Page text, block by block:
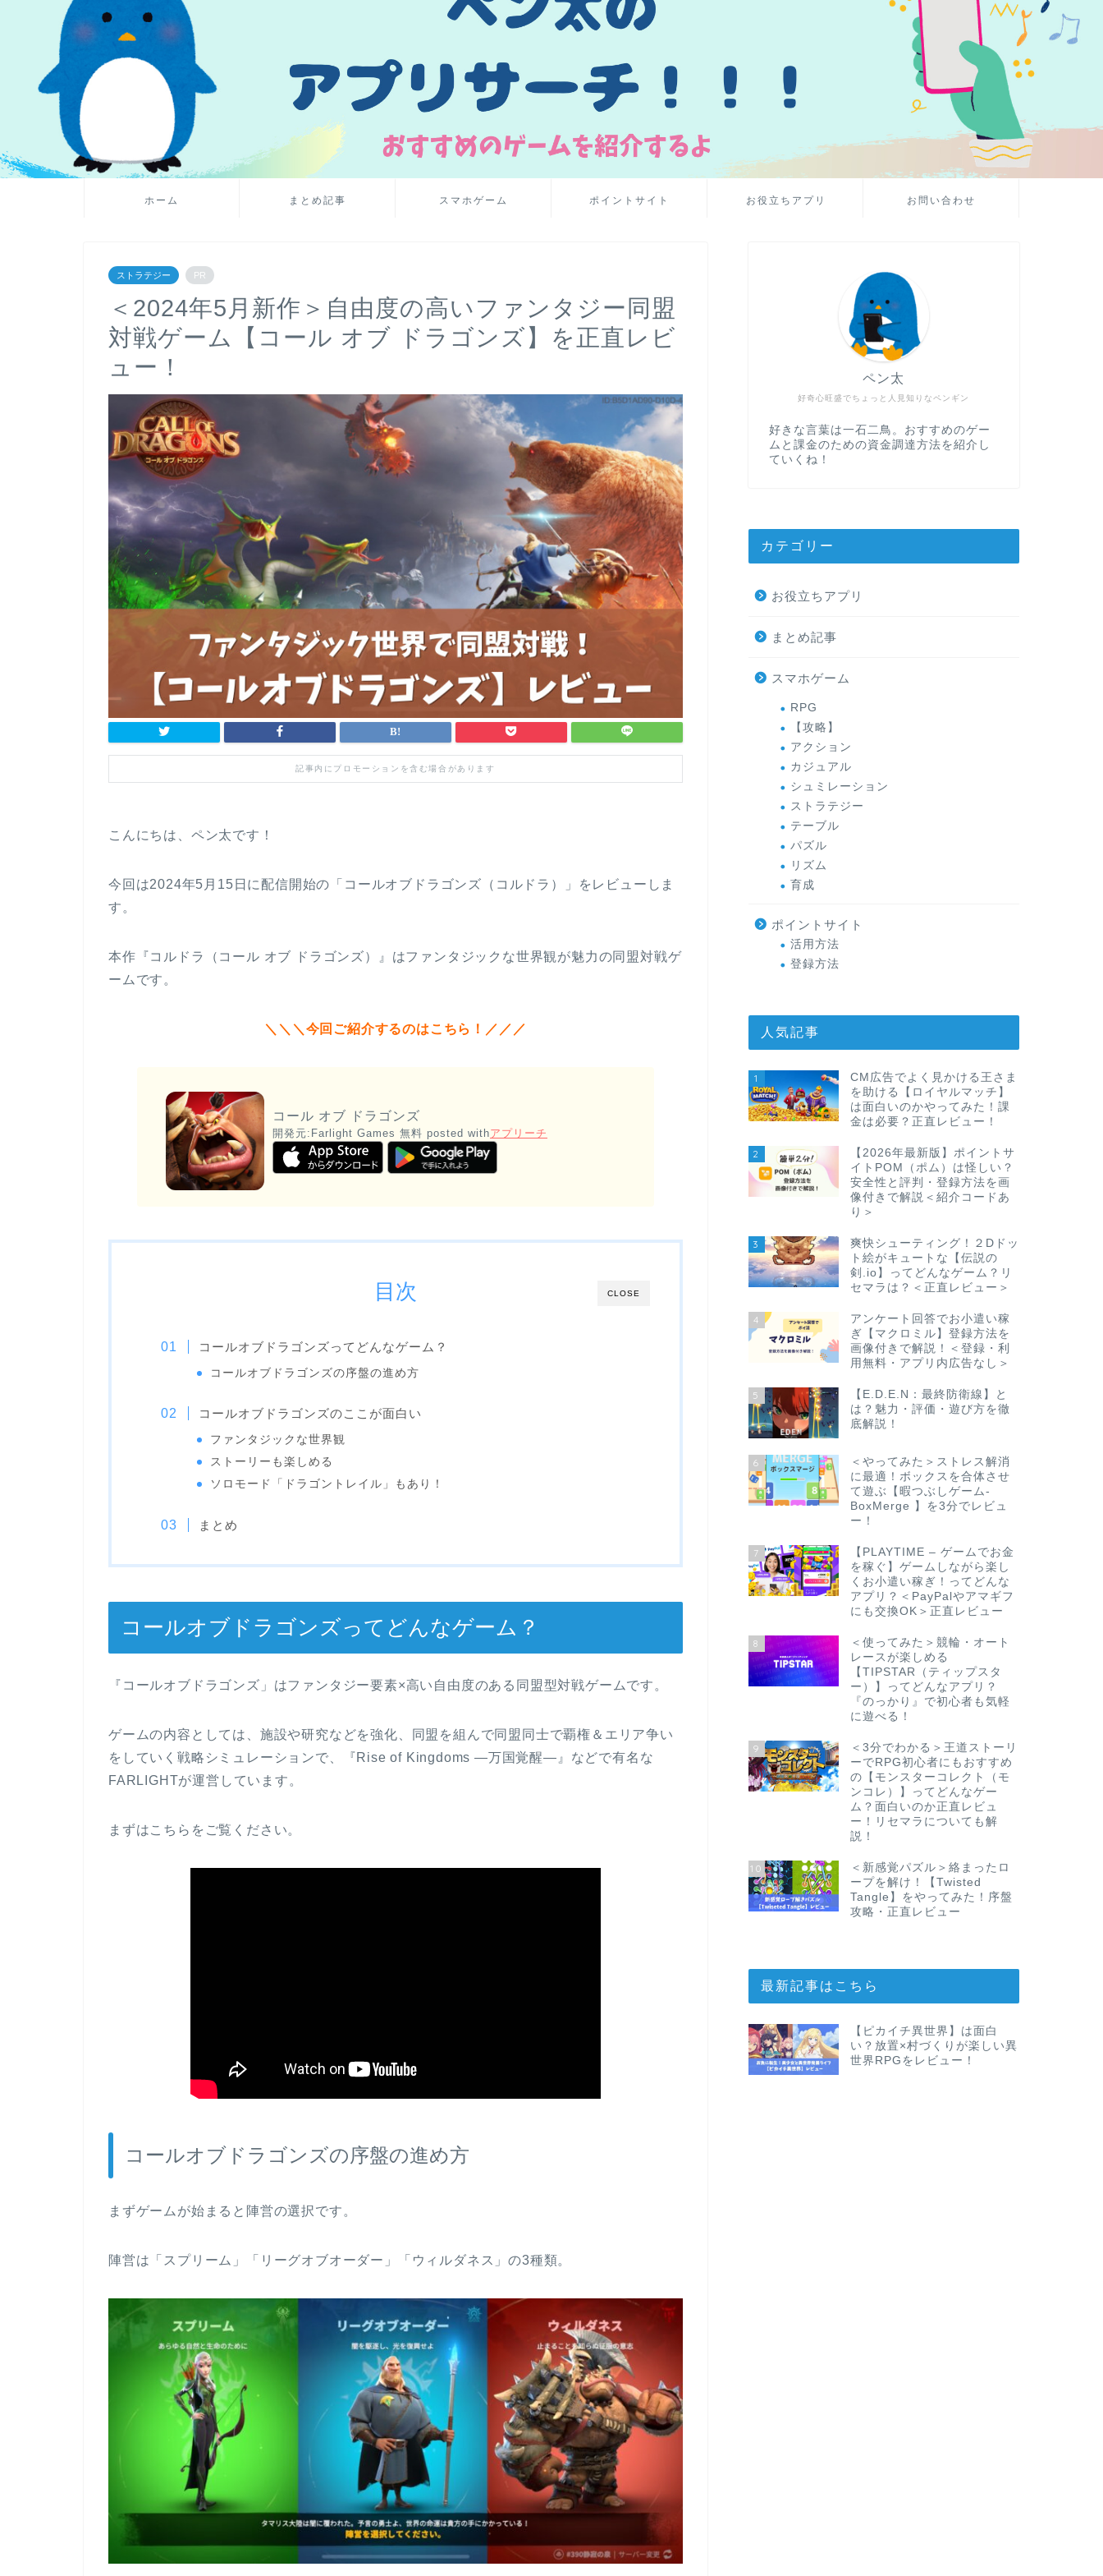
ホーム まとめ記事 スマホゲーム ポイントサイト お役立ちアプリ お問い合わせ
ストラテジー PR
＜2024年5月新作＞自由度の高いファンタジー同盟
対戦ゲーム【コール オブ ドラゴンズ】を正直レビ
ュー！
記事内にプロモーションを含む場合があります
こんにちは、ペン太です！
今回は2024年5月15日に配信開始の「コールオブドラゴンズ（コルドラ）」をレビューしま
す。
本作『コルドラ（コール オブ ドラゴンズ）』はファンタジックな世界観が魅力の同盟対戦ゲ
ームです。
＼＼＼今回ご紹介するのはこちら！／／／
コール オブ ドラゴンズ
開発元: Farlight Games 無料 posted withアプリーチ
CLOSE
目次
コールオブドラゴンズってどんなゲーム？
コールオブドラゴンズの序盤の進め方
コールオブドラゴンズのここが面白い
ファンタジックな世界観
ストーリーも楽しめる
ソロモード「ドラゴントレイル」もあり！
まとめ
コールオブドラゴンズってどんなゲーム？
『コールオブドラゴンズ」はファンタジー要素×高い自由度のある同盟型対戦ゲームです。
ゲームの内容としては、施設や研究などを強化、同盟を組んで同盟同士で覇権＆エリア争い
をしていく戦略シミュレーションで、『Rise of Kingdoms ―万国覚醒―』などで有名な
FARLIGHTが運営しています。
まずはこちらをご覧ください。
コールオブドラゴンズの序盤の進め方
まずゲームが始まると陣営の選択です。
陣営は「スプリーム」「リーグオブオーダー」「ウィルダネス」の3種類。
好奇心旺盛でちょっと人見知りなペンギン
ペン太
好きな言葉は一石二鳥。おすすめのゲー
ムと課金のための資金調達方法を紹介し
ていくね！
カテゴリー
お役立ちアプリ
まとめ記事
スマホゲーム
RPG
【攻略】
アクション
カジュアル
シュミレーション
ストラテジー
テーブル
パズル
リズム
育成
ポイントサイト
活用方法
登録方法
人気記事
1
CM広告でよく見かける王さま
を助ける【ロイヤルマッチ】
は面白いのかやってみた！課
金は必要？正直レビュー！
2
【2026年最新版】ポイントサ
イトPOM（ポム）は怪しい？
安全性と評判・登録方法を画
像付きで解説＜紹介コードあ
り＞
3
爽快シューティング！２Dドッ
ト絵がキュートな【伝説の
剣.io】ってどんなゲーム？リ
セマラは？＜正直レビュー＞
4
アンケート回答でお小遣い稼
ぎ【マクロミル】登録方法を
画像付きで解説！＜登録・利
用無料・アプリ内広告なし＞
5
【E.D.E.N：最終防衛線】と
は？魅力・評価・遊び方を徹
底解説！
6
＜やってみた＞ストレス解消
に最適！ボックスを合体させ
て遊ぶ【暇つぶしゲーム-
BoxMerge 】を3分でレビュ
ー！
7
【PLAYTIME – ゲームでお金
を稼ぐ】ゲームしながら楽し
くお小遣い稼ぎ！ってどんな
アプリ？＜PayPalやアマギフ
にも交換OK＞正直レビュー
8
＜使ってみた＞競輪・オート
レースが楽しめる
【TIPSTAR（ティップスタ
ー）】ってどんなアプリ？
『のっかり』で初心者も気軽
に遊べる！
9
＜3分でわかる＞王道ストーリ
ーでRPG初心者にもおすすめ
の【モンスターコレクト（モ
ンコレ）】ってどんなゲー
ム？面白いのか正直レビュ
ー！リセマラについても解
説！
10
＜新感覚パズル＞絡まったロ
ープを解け！【Twisted
Tangle】をやってみた！序盤
攻略・正直レビュー
最新記事はこちら
【ピカイチ異世界】は面白
い？放置×村づくりが楽しい異
世界RPGをレビュー！